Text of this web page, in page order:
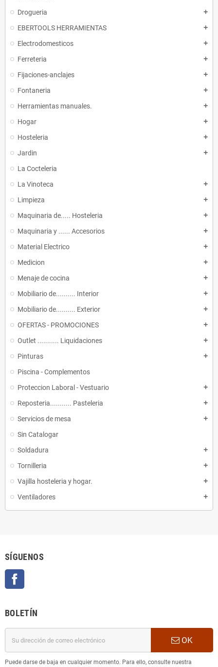
Drogueria add
EBERTOOLS HERRAMIENTAS add
Electrodomesticos add
Ferreteria add
Fijaciones-anclajes add
Fontaneria add
Herramientas manuales. add
Hogar add
Hosteleria add
Jardin add
La Cocteleria
La Vinoteca
add
Limpieza add
Maquinaria de..... Hosteleria add
Maquinaria y ...... Accesorios add
Material Electrico add
Medicion add
Menaje de cocina add
Mobiliario de.......... Interior add
Mobiliario de.......... Exterior add
OFERTAS - PROMOCIONES add
Outlet ........... Liquidaciones add
Pinturas add
Piscina - Complementos
Proteccion Laboral - Vestuario
add
Reposteria........... Pasteleria add
Servicios de mesa add
Sin Catalogar
Soldadura
add
Tornilleria add
Vajilla hosteleria y hogar. add
Ventiladores add
SÍGUENOS
BOLETÍN
OK
Puede darse de baja en cualquier momento. Para ello, consulte nuestra